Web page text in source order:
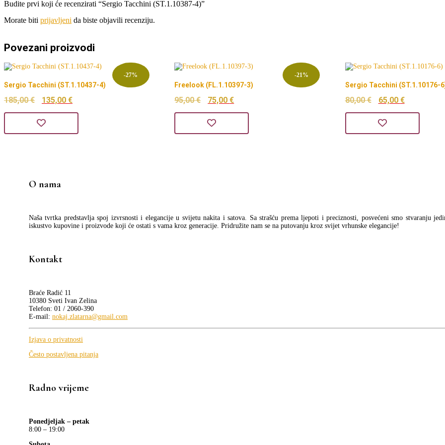
Budite prvi koji će recenzirati “Sergio Tacchini (ST.1.10387-4)”
Morate biti prijavljeni da biste objavili recenziju.
Povezani proizvodi
-27%
Sergio Tacchini (ST.1.10437-4)
185,00€
Izvorna
cijena
bila
135,00 €
cijena
je:
-21%
Freelook (FL.1.10397-3)
95,00€
Izvorna
cijena
bila
75,00€
cijena
je:
Sergio Tacchini (ST.1.10176-
80,00€
Izvorna
cijena
bila
65,00 €
cijena
je:
O nama
Naša tvrtka predstavlja spoj izvrsnosti i elegancije u svijetu nakita i satova. Sa strašću prema ljepoti i preciznosti, posvećeni smo stvaranju
iskustvo kupovine i proizvode koji će ostati s vama kroz generacije. Pridružite nam se na putovanju kroz svijet vrhunske elegancije!
Kontakt
Braće Radić 11
10380 Sveti Ivan Zelina
Telefon: 01 / 2060-390
E-mail: nokaj.zlatarna@gmail.com
Izjava o privatnosti
Često postavljena pitanja
Radno vrijeme
Ponedjeljak – petak
8:00 – 19:00